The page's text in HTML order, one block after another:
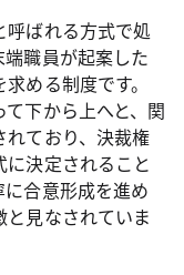
ばれる方式で処
職員が起案した
める制度です。
下から上へと、関
ており、決裁権
決定されること
合意形成を進め
見なされていま